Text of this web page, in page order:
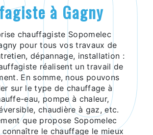
à Gagny
pour tous vos travaux de
dépannage, installation :
réalisent un travail de
En somme, nous pouvons
sur le type de chauffage à
eau, pompe à chaleur,
chaudière à gaz, etc.
que propose Sopomelec
le chauffage le mieux